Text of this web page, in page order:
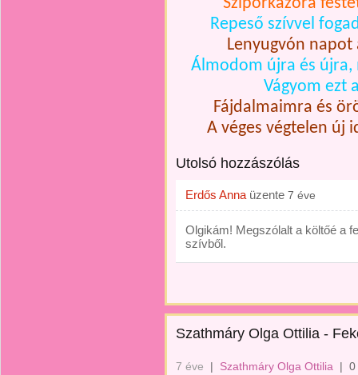
Sziporkázóra
Repeső szívvel
Lenyugvón
Álmodom újra és
Vágyom ezt
Fájdalmaimra és
A véges végtelen új
Utolsó hozzászólás
Erdős Anna üzente 7 éve
Olgikám! Megszólalt a költőé a
szívből.
Szathmáry Olga Ottilia -
7 éve | Szathmáry Olga Ottilia | 0